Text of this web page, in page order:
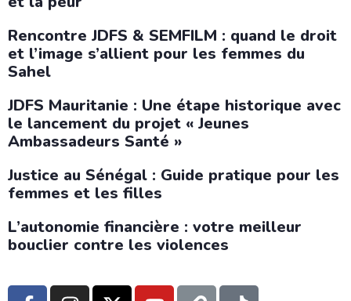
Rencontre JDFS & SEMFILM : quand le droit
et l’image s’allient pour les femmes du
Sahel
JDFS Mauritanie : Une étape historique avec
le lancement du projet « Jeunes
Ambassadeurs Santé »
Justice au Sénégal : Guide pratique pour les
femmes et les filles
L’autonomie financière : votre meilleur
bouclier contre les violences